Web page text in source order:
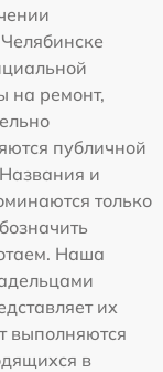
на ремонт,
публичной
и
только
Наша
их
выполняются
в